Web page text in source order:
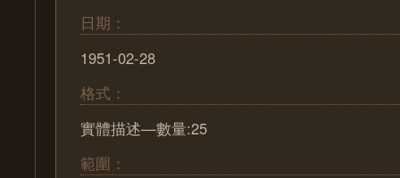
日期：
1951-02-28
格式：
實體描述—數量:25
範圍：